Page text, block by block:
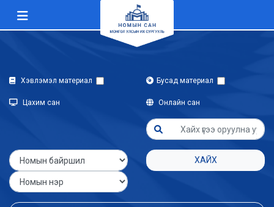
Хэвлэмэл материал Бусад материал
Цахим сан Онлайн сан
ХАЙХ